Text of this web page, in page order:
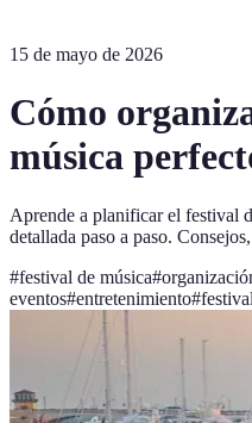
15 de mayo de 2026
Cómo
música
Aprende a planificar el festival
detallada paso a paso.
#festival de música#
eventos#entretenimiento#